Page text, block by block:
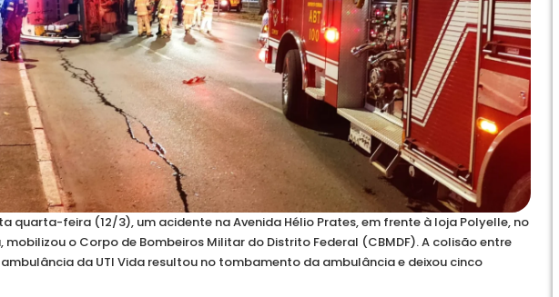
quarta-feira (12/3), um acidente na Avenida Hélio Prates, em frente à loja Polyelle, no
o Corpo de Bombeiros Militar do Distrito Federal (CBMDF). A colisão entre
ambulância da UTI Vida resultou no tombamento da ambulância e deixou cinco